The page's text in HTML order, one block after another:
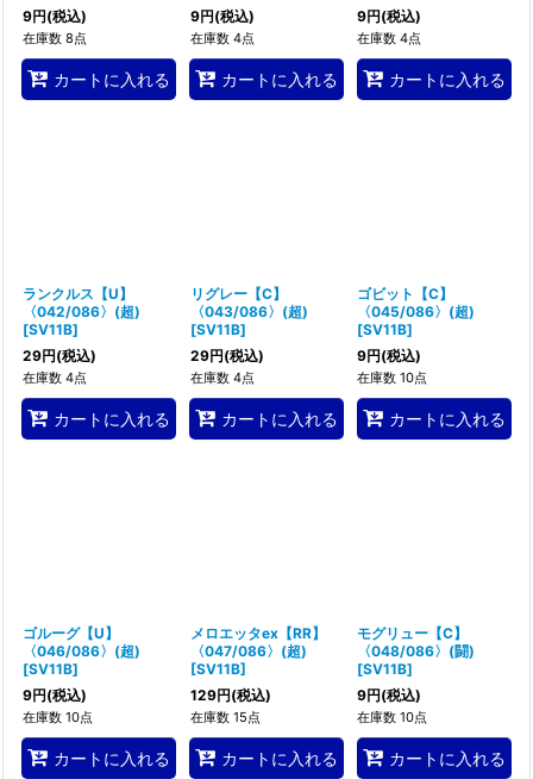
9円(税込)
在庫数 8点
カートに入れる
9円(税込)
在庫数 4点
カートに入れる
9円(税込)
在庫数 4点
カートに入れる
ランクルス【U】
〈042/086〉(超)
[SV11B]
29円(税込)
在庫数 4点
カートに入れる
リグレー【C】
〈043/086〉(超)
[SV11B]
29円(税込)
在庫数 4点
カートに入れる
ゴビット【C】
〈045/086〉(超)
[SV11B]
9円(税込)
在庫数 10点
カートに入れる
ゴルーグ【U】
〈046/086〉(超)
[SV11B]
9円(税込)
在庫数 10点
カートに入れる
メロエッタex【RR】
〈047/086〉(超)
[SV11B]
129円(税込)
在庫数 15点
カートに入れる
モグリュー【C】
〈048/086〉(闘)
[SV11B]
9円(税込)
在庫数 10点
カートに入れる